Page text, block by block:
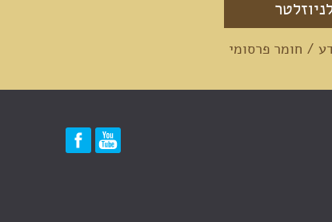
/ חומר פרסומי